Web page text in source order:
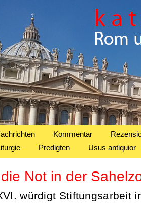
Kommentar
Predigten Usus antiquior
Not in der
würdigt Stiftungsarbeit